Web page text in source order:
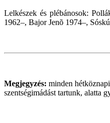
Lelkészek és plébánosok:
1962–, Bajor Jenõ 1974–,
Megjegyzés: minden
szentségimádást tartunk, alatta